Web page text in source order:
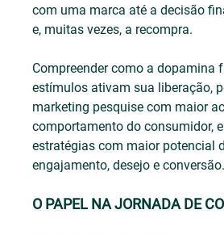
com uma marca até a decisão
e, muitas vezes, a recompra.
Compreender como a dopamina
estímulos ativam sua liberação,
marketing pesquise com maior
comportamento do consumidor,
estratégias com maior potencial
engajamento, desejo e conversão.
O PAPEL NA JORNADA DE